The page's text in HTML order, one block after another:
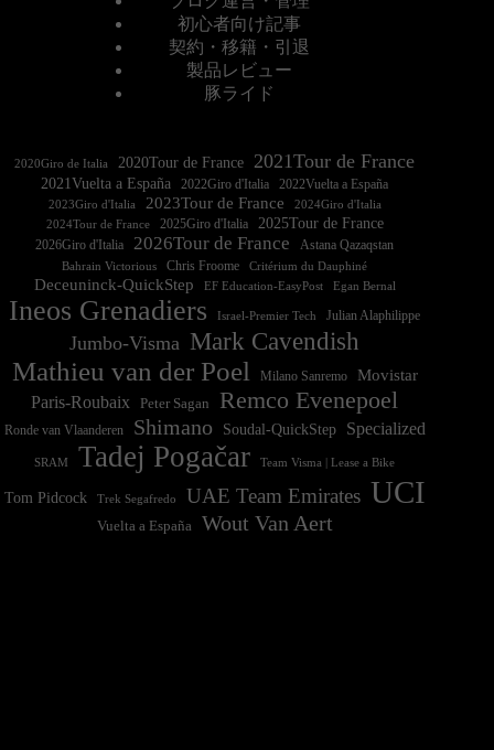
初心者向け記事
契約・移籍・引退
製品レビュー
豚ライド
2020Giro de Italia 2020Tour de France 2021Tour de France
2021Vuelta a España 2022Vuelta a España
2023Giro d'Italia 2023Tour de France
2024Tour de France
2025Giro d'Italia 2025Tour de France
2026Giro d'Italia 2026Tour de France Astana Qazaqstan
Bahrain Victorious Chris Froome Critérium du Dauphiné
Deceuninck-QuickStep EF Education-EasyPost Egan Bernal
Ineos Grenadiers Israel-Premier Tech Julian Alaphilippe
Jumbo-Visma Mark Cavendish
Mathieu van der Poel Milano Sanremo
Movistar
Paris-Roubaix
Peter Sagan Remco Evenepoel
Ronde van Vlaanderen Shimano Soudal-QuickStep Specialized
SRAM Tadej Pogačar Team Visma | Lease a Bike
Tom Pidcock Trek Segafredo UAE Team Emirates UCI
Vuelta a España Wout Van Aert